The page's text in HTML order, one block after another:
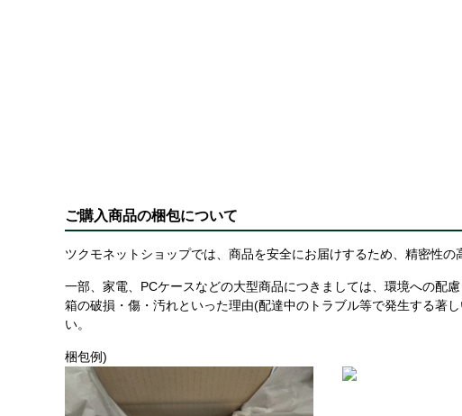
ご購入商品の梱包について
ツクモネットショップでは、商品を安全にお届けするため、精密性
一部、家電、PCケースなどの大型商品につきましては、環境への配
箱の破損・傷・汚れといった理由(配達中のトラブル等で発生する著
い。
梱包例)